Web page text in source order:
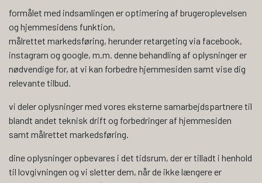
formålet med indsamlingen er optimering af brugeroplevelsen
og hjemmesidens funktion,
målrettet markedsføring, herunder retargeting via facebook,
instagram og google, m.m. denne behandling af oplysninger er
nødvendige for, at vi kan forbedre hjemmesiden samt vise dig
relevante tilbud.
vi deler oplysninger med vores eksterne samarbejdspartnere til
blandt andet teknisk drift og forbedringer af hjemmesiden
samt målrettet markedsføring.
dine oplysninger opbevares i det tidsrum, der er tilladt i henhold
til lovgivningen og vi sletter dem, når de ikke længere er